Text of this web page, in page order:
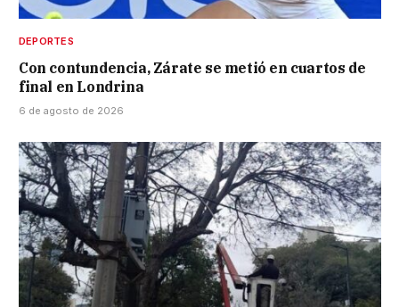
DEPORTES
Con contundencia, Zárate se metió en cuartos de
final en Londrina
6 de agosto de 2026